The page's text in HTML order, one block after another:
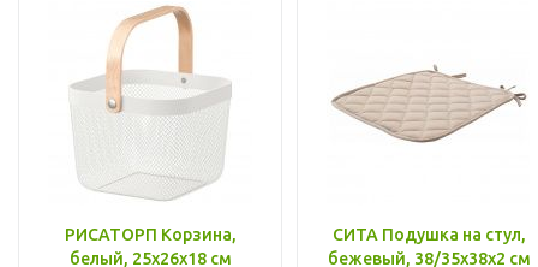
РИСАТОРП Корзина,
белый, 25x26x18 см
СИТА Подушка на стул,
бежевый, 38/35x38x2 см